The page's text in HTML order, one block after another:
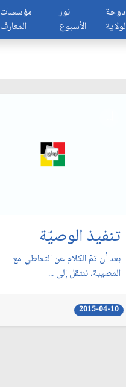
مؤسسات
المعارف
نور
الأسبوع
دوحة
تنفيذ الوصيّة
بعد أن تمّ الكلام عن التعاطي مع
المصيبة، ننتقل إلى ...
2015-04-10